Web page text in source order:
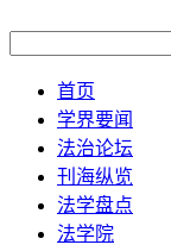
首页
学界要闻
法治论坛
刊海纵览
法学盘点
法学院